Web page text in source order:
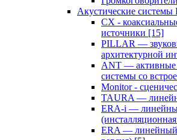
Акустические системы
CX -
источники [15]
PILLAR —
архитектурной
ANT — активные
системы со
Monitor -
TAURA —
ERA-i —
ERA — линейный